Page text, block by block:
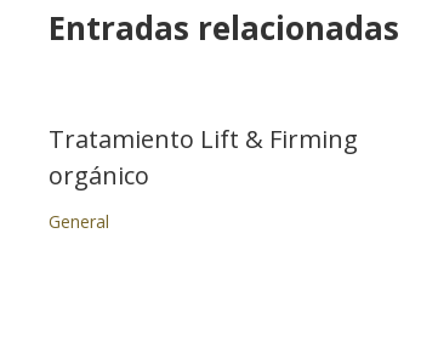
Entradas relacionadas
Tratamiento Lift & Firming
orgánico
General